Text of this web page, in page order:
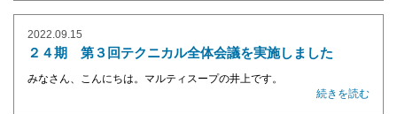
2022.09.15
２４期 第３回テクニカル全体会議を実施しました
みなさん、こんにちは。マルティスープの井上です。
続きを読む